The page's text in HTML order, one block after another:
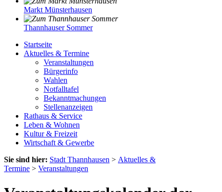
Markt Münsterhausen
Thannhauser Sommer
Startseite
Aktuelles & Termine
Veranstaltungen
Bürgerinfo
Wahlen
Notfalltafel
Bekanntmachungen
Stellenanzeigen
Rathaus & Service
Leben & Wohnen
Kultur & Freizeit
Wirtschaft & Gewerbe
Sie sind hier: Stadt Thannhausen > Aktuelles &
Termine > Veranstaltungen